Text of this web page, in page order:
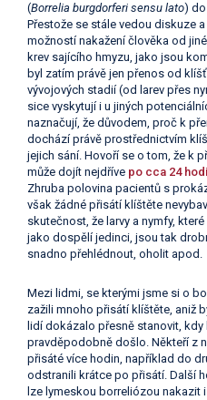
(Borrelia burgdorferi sensu lato)
Přestože se stále vedou diskuze
možností nakažení člověka od
krev sajícího hmyzu, jako jsou
byl zatím právě jen přenos od
vývojových stadií (od larev přes
sice vyskytují i u jiných
naznačují, že důvodem, proč k
dochází právě prostřednictvím
jejich sání. Hovoří se o tom, že k
může dojít nejdříve po cca 24
Zhruba polovina pacientů s
však žádné přisátí klíštěte
skutečnost, že larvy a nymfy,
jako dospělí jedinci, jsou tak
snadno přehlédnout, oholit apod.
Mezi lidmi, se kterými jsme si o
zažili mnoho přisátí klíštěte, aniž
lidí dokázalo přesně stanovit,
pravděpodobně došlo. Někteří z
přisáté více hodin, například do
odstranili krátce po přisátí. Další
lze lymeskou borreliózou nakazit